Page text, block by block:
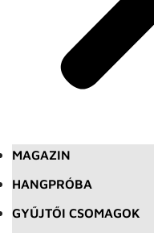
MAGAZIN
HANGPRÓBA
GYŰJTŐI CSOMAGOK